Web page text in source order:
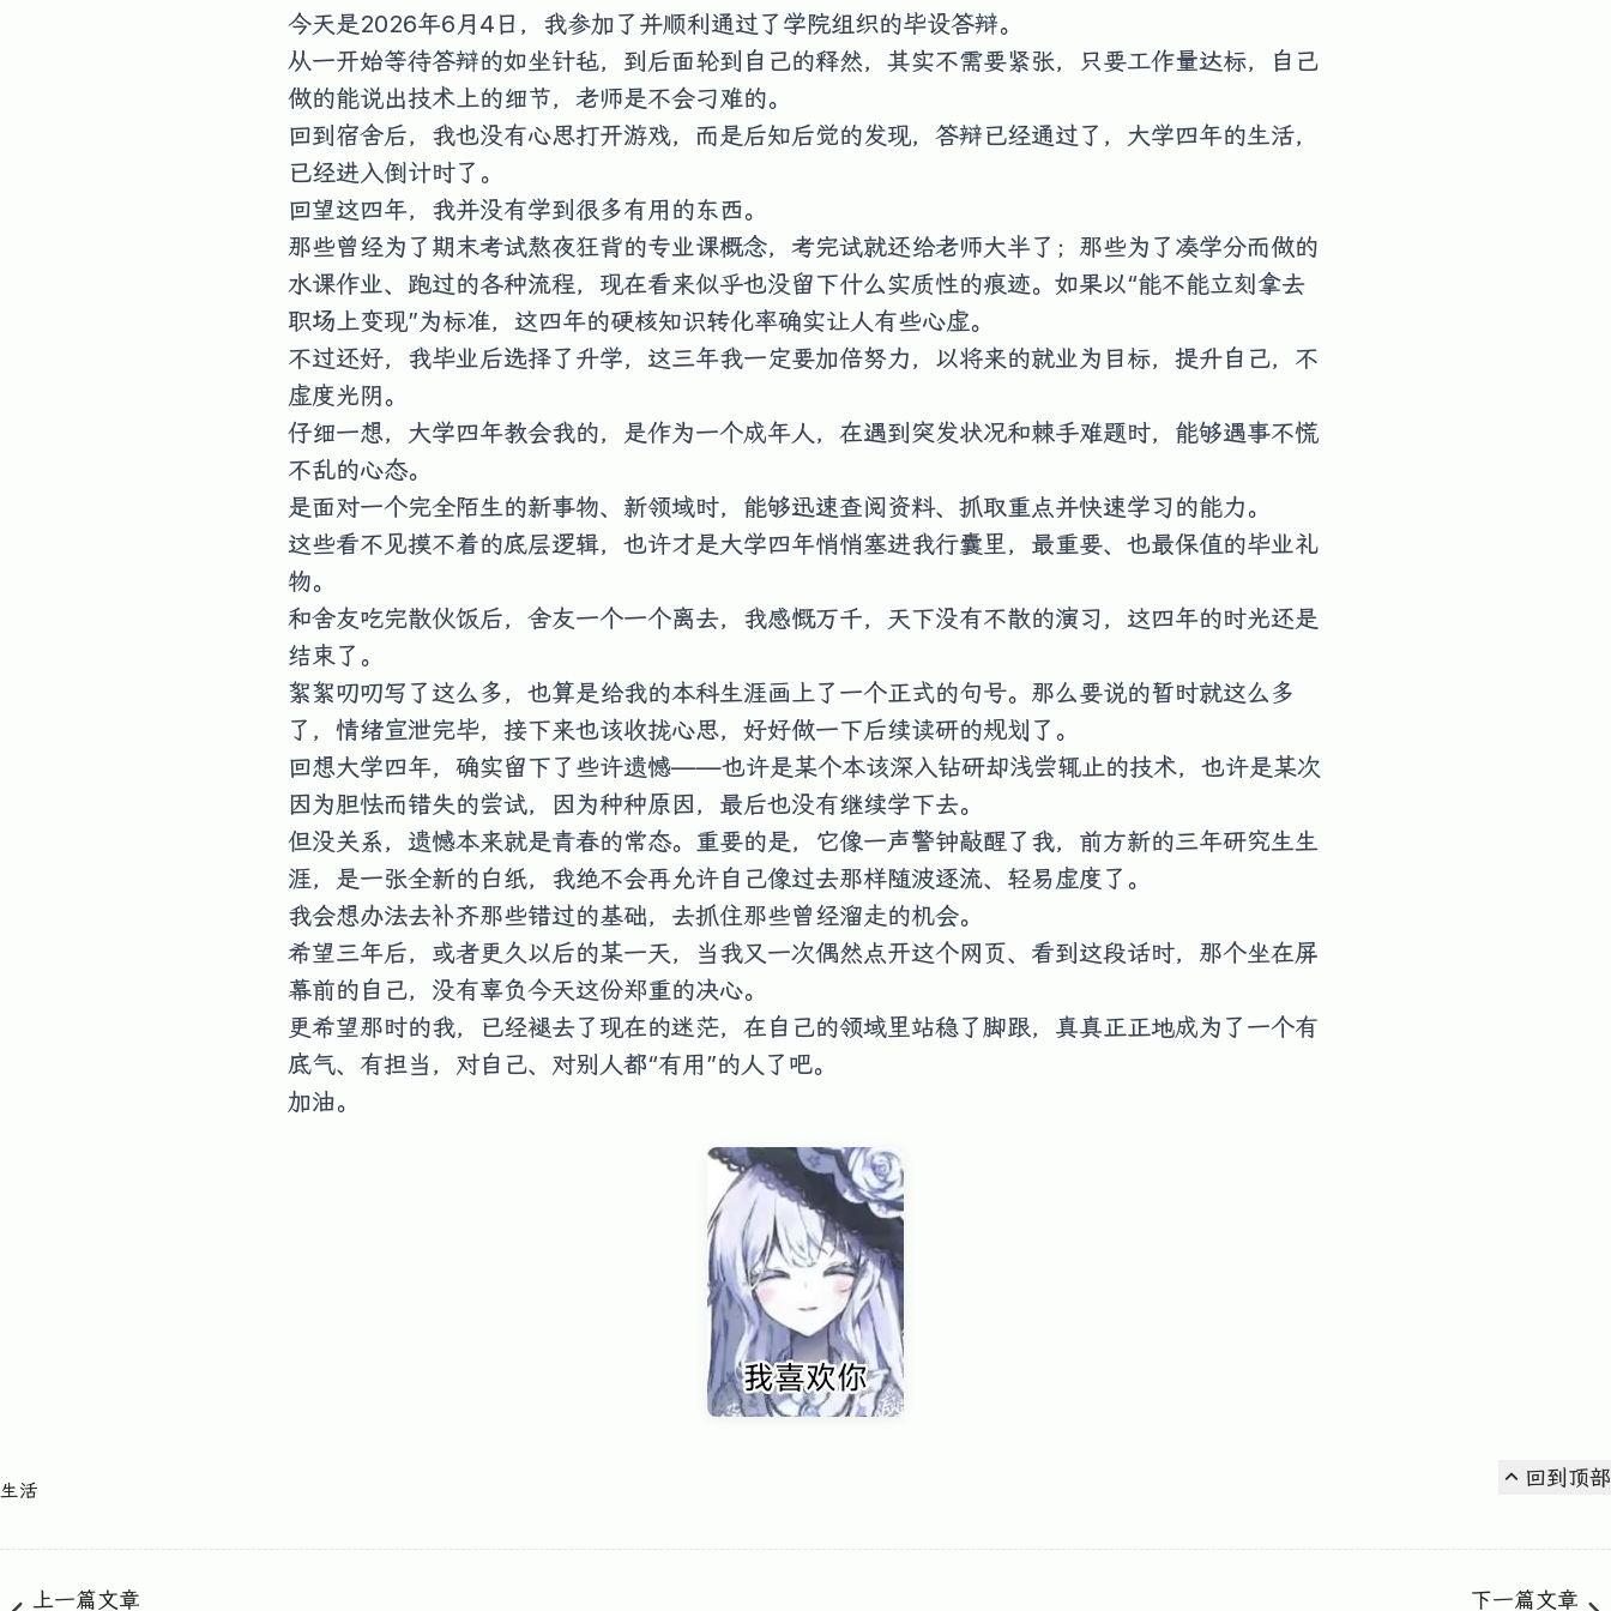
今天是2026年6月4日，我参加了并顺利通过了学院组织的毕设答辩。
从一开始等待答辩的如坐针毡，到后面轮到自己的释然，其实不需要紧张，只要工作量达标，自己
做的能说出技术上的细节，老师是不会刁难的。
回到宿舍后，我也没有心思打开游戏，而是后知后觉的发现，答辩已经通过了，大学四年的生活，
已经进入倒计时了。
回望这四年，我并没有学到很多有用的东西。
那些曾经为了期末考试熬夜狂背的专业课概念，考完试就还给老师大半了；那些为了凑学分而做的
水课作业、跑过的各种流程，现在看来似乎也没留下什么实质性的痕迹。如果以“能不能立刻拿去
职场上变现”为标准，这四年的硬核知识转化率确实让人有些心虚。
不过还好，我毕业后选择了升学，这三年我一定要加倍努力，以将来的就业为目标，提升自己，不
虚度光阴。
仔细一想，大学四年教会我的，是作为一个成年人，在遇到突发状况和棘手难题时，能够遇事不慌
不乱的心态。
是面对一个完全陌生的新事物、新领域时，能够迅速查阅资料、抓取重点并快速学习的能力。
这些看不见摸不着的底层逻辑，也许才是大学四年悄悄塞进我行囊里，最重要、也最保值的毕业礼
物。
和舍友吃完散伙饭后，舍友一个一个离去，我感慨万千，天下没有不散的演习，这四年的时光还是
结束了。
絮絮叨叨写了这么多，也算是给我的本科生涯画上了一个正式的句号。那么要说的暂时就这么多
了，情绪宣泄完毕，接下来也该收拢心思，好好做一下后续读研的规划了。
回想大学四年，确实留下了些许遗憾——也许是某个本该深入钻研却浅尝辄止的技术，也许是某次
因为胆怯而错失的尝试，因为种种原因，最后也没有继续学下去。
但没关系，遗憾本来就是青春的常态。重要的是，它像一声警钟敲醒了我，前方新的三年研究生生
涯，是一张全新的白纸，我绝不会再允许自己像过去那样随波逐流、轻易虚度了。
我会想办法去补齐那些错过的基础，去抓住那些曾经溜走的机会。
希望三年后，或者更久以后的某一天，当我又一次偶然点开这个网页、看到这段话时，那个坐在屏
幕前的自己，没有辜负今天这份郑重的决心。
更希望那时的我，已经褪去了现在的迷茫，在自己的领域里站稳了脚跟，真真正正地成为了一个有
底气、有担当，对自己、对别人都“有用”的人了吧。
加油。
生活
回到顶部
上一篇文章 下一篇文章